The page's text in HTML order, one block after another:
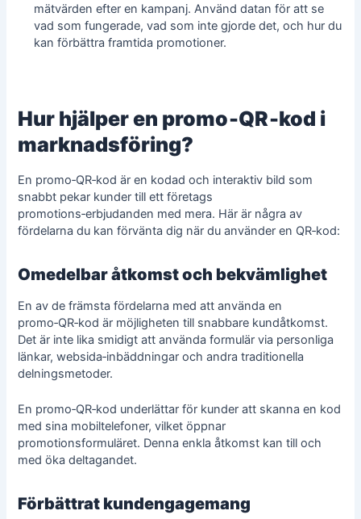
mätvärden efter en kampanj. Använd datan för att se
vad som fungerade, vad som inte gjorde det, och hur du
kan förbättra framtida promotioner.
Hur hjälper en promo‑QR‑kod i
marknadsföring?
En promo‑QR‑kod är en kodad och interaktiv bild som
snabbt pekar kunder till ett företags
promotions‑erbjudanden med mera. Här är några av
fördelarna du kan förvänta dig när du använder en QR‑kod:
Omedelbar åtkomst och bekvämlighet
En av de främsta fördelarna med att använda en
promo‑QR‑kod är möjligheten till snabbare kundåtkomst.
Det är inte lika smidigt att använda formulär via personliga
länkar, websida‑inbäddningar och andra traditionella
delningsmetoder.
En promo‑QR‑kod underlättar för kunder att skanna en kod
med sina mobiltelefoner, vilket öppnar
promotionsformuläret. Denna enkla åtkomst kan till och
med öka deltagandet.
Förbättrat kundengagemang